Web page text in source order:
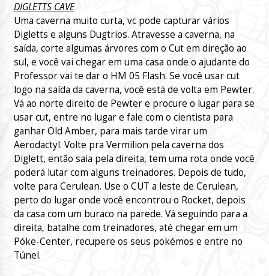
DIGLETTS CAVE
Uma caverna muito curta, vc pode capturar vários
Digletts e alguns Dugtrios. Atravesse a caverna, na
saída, corte algumas árvores com o Cut em direção ao
sul, e você vai chegar em uma casa onde o ajudante do
Professor vai te dar o HM 05 Flash. Se você usar cut
logo na saída da caverna, você está de volta em Pewter.
Vá ao norte direito de Pewter e procure o lugar para se
usar cut, entre no lugar e fale com o cientista para
ganhar Old Amber, para mais tarde virar um
Aerodactyl. Volte pra Vermilion pela caverna dos
Diglett, então saia pela direita, tem uma rota onde você
poderá lutar com alguns treinadores. Depois de tudo,
volte para Cerulean. Use o CUT a leste de Cerulean,
perto do lugar onde você encontrou o Rocket, depois
da casa com um buraco na parede. Vá seguindo para a
direita, batalhe com treinadores, até chegar em um
Póke-Center, recupere os seus pokémos e entre no
Túnel.